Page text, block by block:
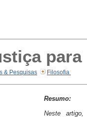
& Pesquisas Filosofia
Resumo:
Neste